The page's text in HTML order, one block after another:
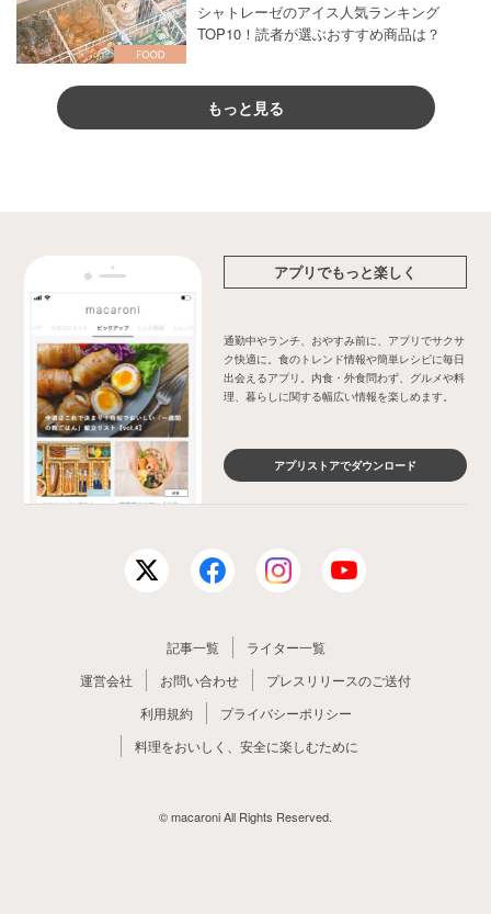
シャトレーゼのアイス人気ランキング
TOP10！読者が選ぶおすすめ商品は？
もっと見る
アプリでもっと楽しく
通勤中やランチ、おやすみ前に、アプリでサクサ
ク快適に。食のトレンド情報や簡単レシピに毎日
出会えるアプリ。内食・外食問わず、グルメや料
理、暮らしに関する幅広い情報を楽しめます。
アプリストアでダウンロード
記事一覧
ライター一覧
運営会社
お問い合わせ
プレスリリースのご送付
利用規約
プライバシーポリシー
料理をおいしく、安全に楽しむために
© macaroni All Rights Reserved.